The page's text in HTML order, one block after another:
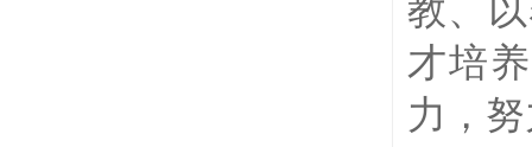
教、
才培
力，